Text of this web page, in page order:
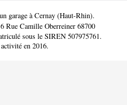
garage à Cernay (Haut-Rhin).
Rue Camille Oberreiner 68700
sous le SIREN 507975761.
en 2016.